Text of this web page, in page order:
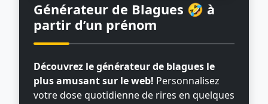
Générateur de Blagues 🤣 à
partir d’un prénom
Découvrez le générateur de blagues le
plus amusant sur le web! Personnalisez
votre dose quotidienne de rires en quelques